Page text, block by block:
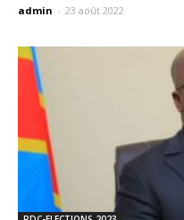
admin - 23 août 2022